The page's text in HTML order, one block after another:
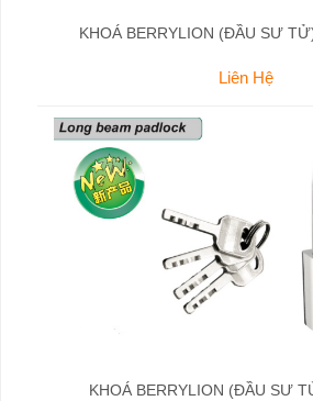
KHOÁ BERRYLION (ĐẦU SƯ
Liên Hệ
KHOÁ BERRYLION (ĐẦU SƯ